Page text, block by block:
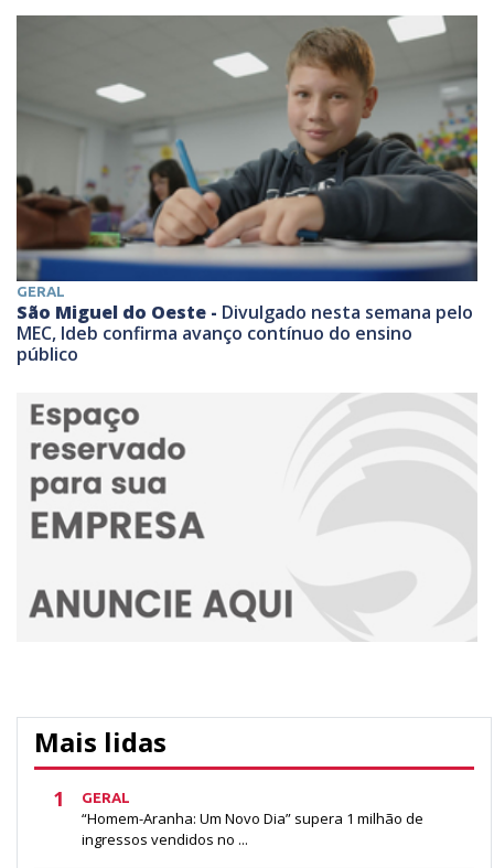
GERAL
São Miguel do Oeste - Divulgado nesta semana pelo
MEC, Ideb confirma avanço contínuo do ensino
público
Mais lidas
1 GERAL
“Homem-Aranha: Um Novo Dia” supera 1 milhão de
ingressos vendidos no ...